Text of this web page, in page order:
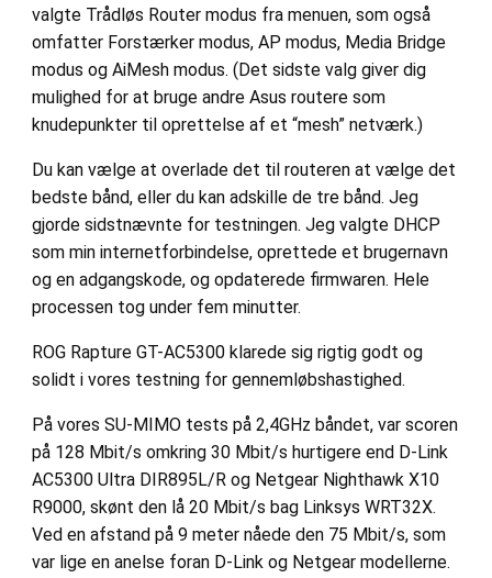
valgte Trådløs Router modus fra menuen, som også
omfatter Forstærker modus, AP modus, Media Bridge
modus og AiMesh modus. (Det sidste valg giver dig
mulighed for at bruge andre Asus routere som
knudepunkter til oprettelse af et “mesh” netværk.)
Du kan vælge at overlade det til routeren at vælge det
bedste bånd, eller du kan adskille de tre bånd. Jeg
gjorde sidstnævnte for testningen. Jeg valgte DHCP
som min internetforbindelse, oprettede et brugernavn
og en adgangskode, og opdaterede firmwaren. Hele
processen tog under fem minutter.
ROG Rapture GT-AC5300 klarede sig rigtig godt og
solidt i vores testning for gennemløbshastighed.
På vores SU-MIMO tests på 2,4GHz båndet, var scoren
på 128 Mbit/s omkring 30 Mbit/s hurtigere end D-Link
AC5300 Ultra DIR895L/R og Netgear Nighthawk X10
R9000, skønt den lå 20 Mbit/s bag Linksys WRT32X.
Ved en afstand på 9 meter nåede den 75 Mbit/s, som
var lige en anelse foran D-Link og Netgear modellerne.